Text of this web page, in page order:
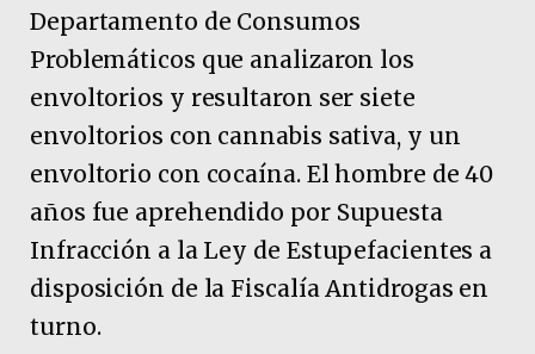
Departamento de Consumos
Problemáticos que analizaron los
envoltorios y resultaron ser siete
envoltorios con cannabis sativa, y un
envoltorio con cocaína. El hombre de 40
años fue aprehendido por Supuesta
Infracción a la Ley de Estupefacientes a
disposición de la Fiscalía Antidrogas en
turno.